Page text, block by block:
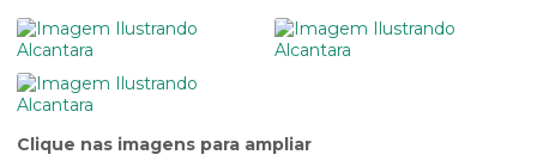
Clique nas imagens para ampliar